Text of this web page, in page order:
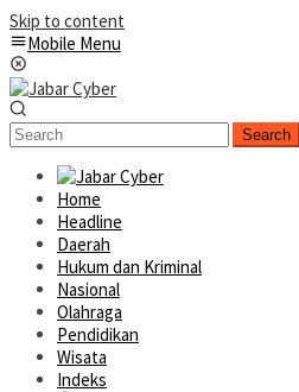
Skip to content
Mobile Menu
Search
Home
Headline
Daerah
Hukum dan Kriminal
Nasional
Olahraga
Pendidikan
Wisata
Indeks